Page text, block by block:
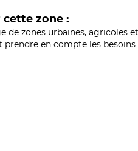
cette zone :
zones urbaines, agricoles
en compte les besoins